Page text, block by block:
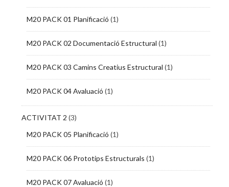
M20 PACK 01 Planificació (1)
M20 PACK 02 Documentació Estructural (1)
M20 PACK 03 Camins Creatius Estructural (1)
M20 PACK 04 Avaluació (1)
ACTIVITAT 2 (3)
M20 PACK 05 Planificació (1)
M20 PACK 06 Prototips Estructurals (1)
M20 PACK 07 Avaluació (1)